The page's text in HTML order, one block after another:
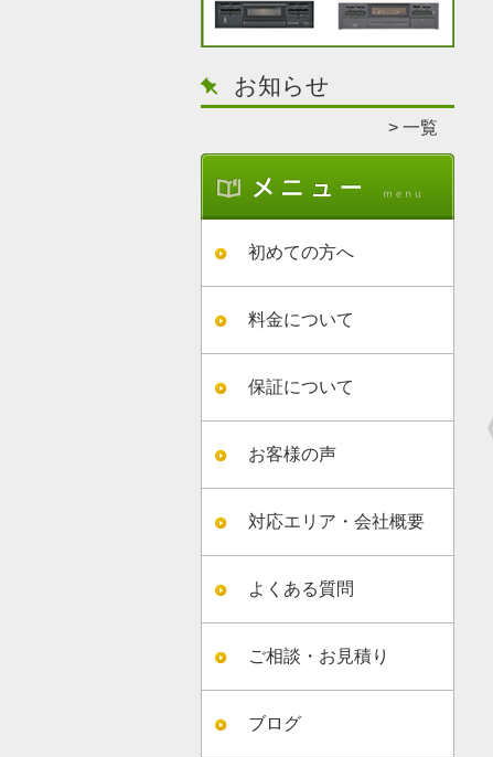
お知らせ
一覧
初めての方へ
料金について
保証について
お客様の声
対応エリア・会社概要
よくある質問
ご相談・お見積り
ブログ